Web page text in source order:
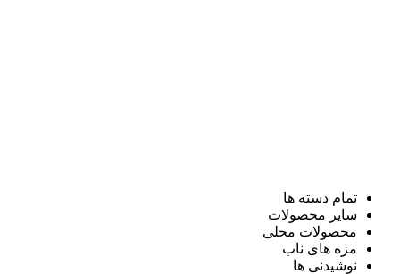
تمام دسته ها
سایر محصولات
محصولات محلی
مزه های ناب
نوشیدنی ها